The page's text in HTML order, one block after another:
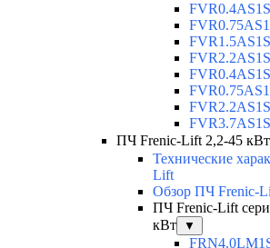
ПЧ Frenic-Lift 2,2-45 кВт
Технические
Lift
Обзор ПЧ Frenic-
ПЧ Frenic-Lift
кВт
▼